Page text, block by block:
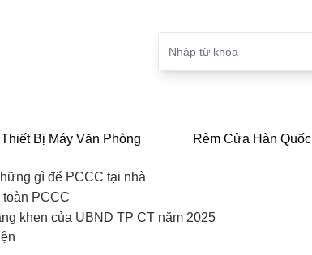
Thiết Bị Máy Văn Phòng Rèm Cửa Hàn Quốc